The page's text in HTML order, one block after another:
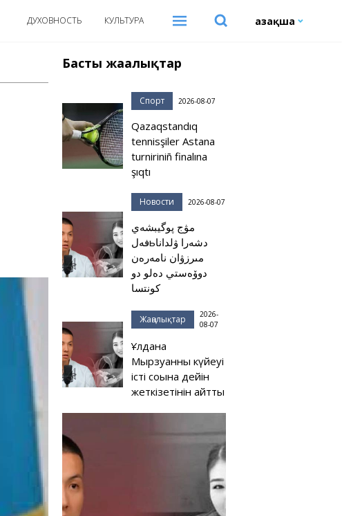
ДУХОВНОСТЬ КУЛЬТУРА Қазақша
Басты жаңалықтар
Спорт 2026-08-07
Qazaqstandıq
tennisşiler Astana
turniriniñ finalına
şıqtı
Новости 2026-08-07
مۋج پوگيبشەي
فەلьدشەرا ۋلدانا
مىرزۋان نامەرەن
دوۆەستي دەلو دو
كونتسا
Жаңалықтар
2026-
08-07
Ұлдана
Мырзуанның күйеуі
істі соңына дейін
жеткізетінін айтты